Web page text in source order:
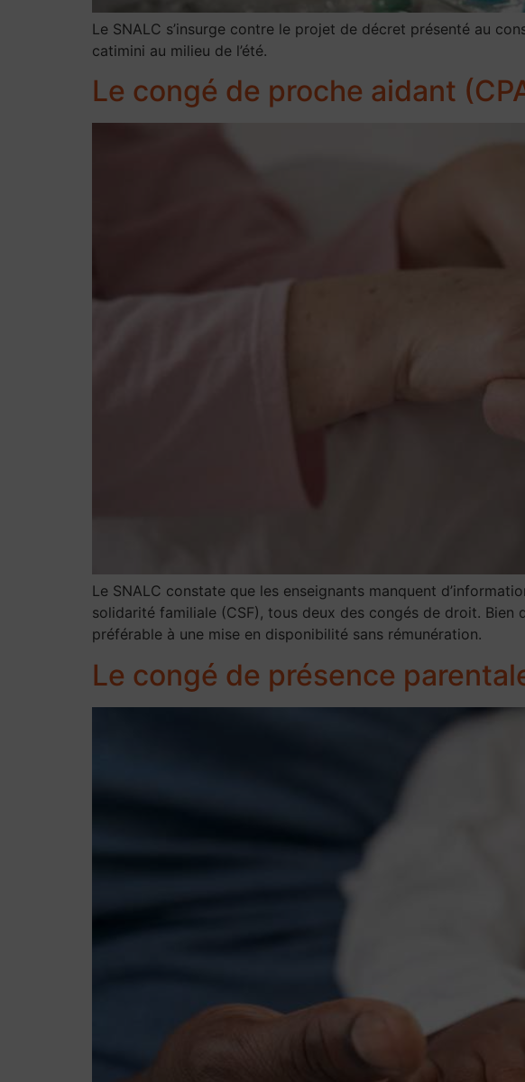
Le SNALC s’insurge contre le projet de décret présenté au
catimini au milieu de l’été.
Le congé de proche aidant
Le SNALC constate que les enseignants manquent
solidarité familiale (CSF), tous deux des congés de droit. Bien
préférable à une mise en disponibilité sans rémunération.
Le congé de présence